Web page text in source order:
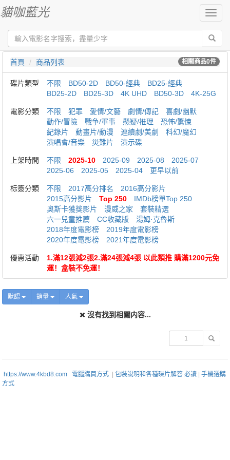
切
換
導
貓咖藍光
相關商品0件
首頁 商品列表
碟片類型 不限 BD50-2D BD50-經典
BD25-經典
BD25-2D
BD25-3D 4K UHD BD50-3D 4K-25G
電影分類 不限 犯罪 愛情/文藝 劇情/傳記
喜劇/幽默
動作/冒險
戰争/軍事 懸疑/推理
恐怖/驚悚
紀錄片
動畫片/動漫 連續劇/美劇
科幻/魔幻
演唱會/音樂
災難片 演示碟
上架時間 不限 2025-10 2025-09 2025-08
2025-07
2025-06
2025-05 2025-04 更早以前
标簽分類 不限 2017高分排名
2016高分影片
2015高分影片
Top 250
IMDb榜單Top 250
奧斯卡獲獎影片
漫威之家
套裝精選
六一兒童推薦
CC收藏版
湯姆·克魯斯
2018年度電影榜
2019年度電影榜
2020年度電影榜
2021年度電影榜
優惠活動
1.滿12張減2張2.滿24張減4張 以此類推 購滿1200元免
運！盒裝不免運！
默認 銷量 人氣
沒有找到相關内容...
https://www.4kbd8.com 電腦購買方式 包裝說明和各種碟片解答 必讀
手機選購
方式